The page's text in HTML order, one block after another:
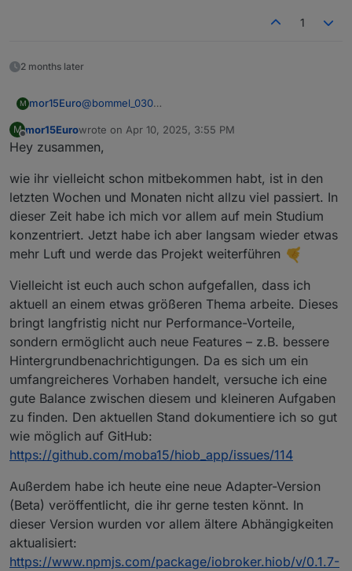
(verdeckte) zeigt den gewählten Wert an. Sollte
1
2 months later
M mor15Euro@bommel_030
mir auf.
M mor15Eurowrote on Apr 10, 2025, 3:55 PM
last edited by
Hey zusammen,
wie ihr vielleicht schon mitbekommen habt, ist in den
letzten Wochen und Monaten nicht allzu viel passiert. In
dieser Zeit habe ich mich vor allem auf mein Studium
konzentriert. Jetzt habe ich aber langsam wieder etwas
mehr Luft und werde das Projekt weiterführen
Vielleicht ist euch auch schon aufgefallen, dass ich
aktuell an einem etwas größeren Thema arbeite. Dieses
bringt langfristig nicht nur Performance-Vorteile,
sondern ermöglicht auch neue Features – z.B. bessere
Hintergrundbenachrichtigungen. Da es sich um ein
umfangreicheres Vorhaben handelt, versuche ich eine
gute Balance zwischen diesem und kleineren Aufgaben
zu finden. Den aktuellen Stand dokumentiere ich so gut
wie möglich auf GitHub:
https://github.com/moba15/hiob_app/issues/114
Außerdem habe ich heute eine neue Adapter-Version
(Beta) veröffentlicht, die ihr gerne testen könnt. In
dieser Version wurden vor allem ältere Abhängigkeiten
aktualisiert:
https://www.npmjs.com/package/iobroker.hiob/v/0.1.7-